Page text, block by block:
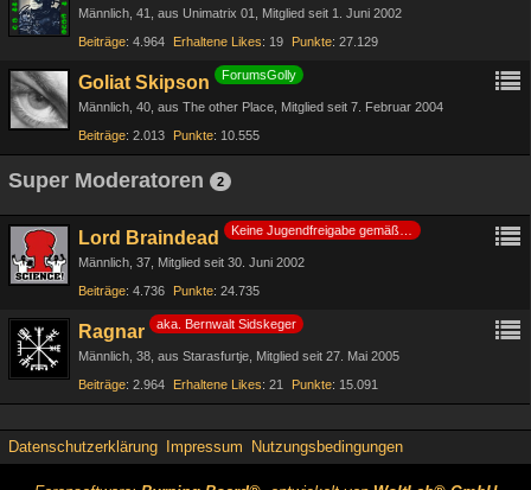
Männlich 41 aus Unimatrix 01
Mitglied seit 1. Juni 2002
Beiträge 4.964 Erhaltene Likes 19 Punkte 27.129
Goliat Skipson ForumsGolly
Männlich 40 aus The other Place Mitglied seit 7. Februar 2004
Beiträge 2.013 Punkte 10.555
Super Moderatoren 2
Lord Braindead
Männlich 37 Mitglied seit 30. Juni 2002
Beiträge 4.736 Punkte 24.735
Ragnar aka. Bernwalt Sidskeger
Männlich 38 aus Starasfurtje Mitglied seit 27. Mai 2005
Beiträge 2.964 Erhaltene Likes 21 Punkte 15.091
Datenschutzerklärung Impressum Nutzungsbedingungen